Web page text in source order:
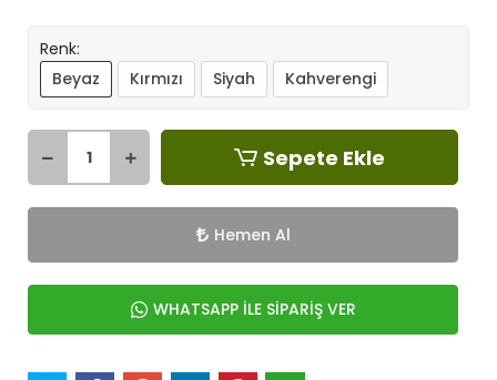
Renk:
Beyaz
Kırmızı Siyah Kahverengi
Sepete Ekle
Hemen Al
WHATSAPP İLE SİPARİŞ VER